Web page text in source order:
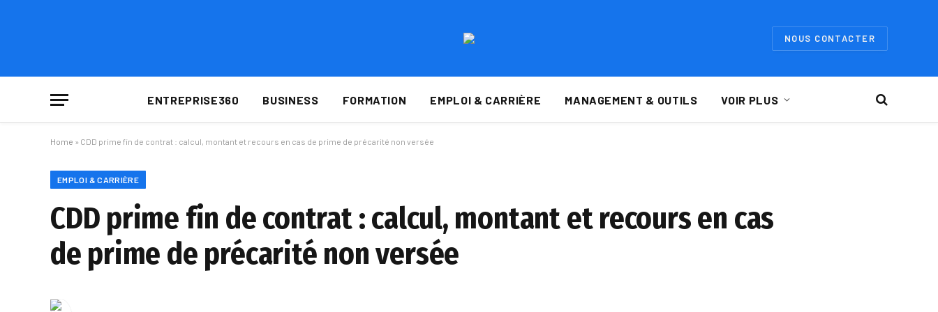
NOUS CONTACTER
ENTREPRISE360 BUSINESS FORMATION EMPLOI & CARRIÈRE MANAGEMENT & OUTILS VOIR PLUS
Home » CDD prime fin de contrat : calcul, montant et recours en cas de prime de précarité non versée
EMPLOI & CARRIÈRE
CDD prime fin de contrat : calcul, montant et recours en cas
de prime de précarité non versée